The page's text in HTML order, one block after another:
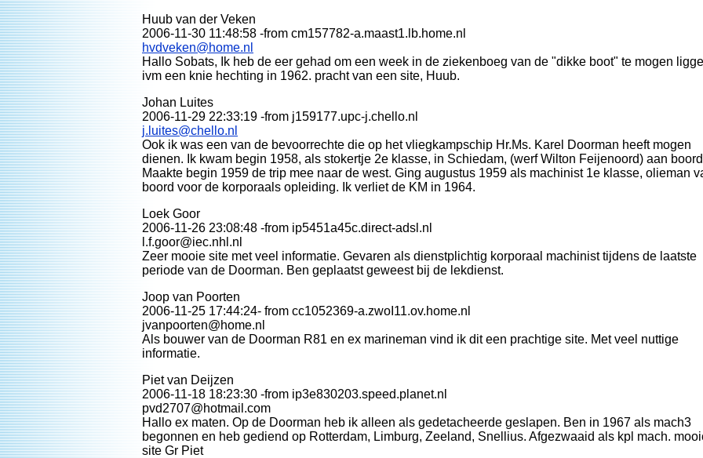
Huub van der Veken
2006-11-30 11:48:58 -from cm157782-a.maast1.lb.home.nl
hvdveken@home.nl
Hallo Sobats, Ik heb de eer gehad om een week in de ziekenboeg van de "dikke boot" te mogen
ivm een knie hechting in 1962. pracht van een site, Huub.
Johan Luites
2006-11-29 22:33:19 -from j159177.upc-j.chello.nl
j.luites@chello.nl
Ook ik was een van de bevoorrechte die op het vliegkampschip Hr.Ms. Karel Doorman heeft mogen
dienen. Ik kwam begin 1958, als stokertje 2e klasse, in Schiedam, (werf Wilton Feijenoord) aan
Maakte begin 1959 de trip mee naar de west. Ging augustus 1959 als machinist 1e klasse, olieman
boord voor de korporaals opleiding. Ik verliet de KM in 1964.
Loek Goor
2006-11-26 23:08:48 -from ip5451a45c.direct-adsl.nl
l.f.goor@iec.nhl.nl
Zeer mooie site met veel informatie. Gevaren als dienstplichtig korporaal machinist tijdens de laatste
periode van de Doorman. Ben geplaatst geweest bij de lekdienst.
Joop van Poorten
2006-11-25 17:44:24- from cc1052369-a.zwoI11.ov.home.nl
jvanpoorten@home.nl
Als bouwer van de Doorman R81 en ex marineman vind ik dit een prachtige site. Met veel nuttige
informatie.
Piet van Deijzen
2006-11-18 18:23:30 -from ip3e830203.speed.planet.nl
pvd2707@hotmail.com
Hallo ex maten. Op de Doorman heb ik alleen als gedetacheerde geslapen. Ben in 1967 als mach3
begonnen en heb gediend op Rotterdam, Limburg, Zeeland, Snellius. Afgezwaaid als kpl mach.
site Gr Piet